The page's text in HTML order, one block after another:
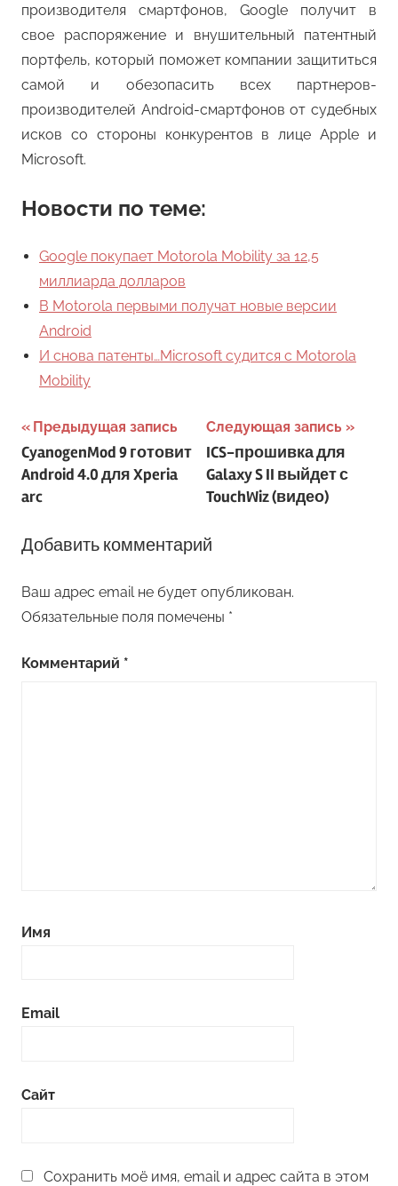
производителя смартфонов, Google получит в
свое распоряжение и внушительный патентный
портфель, который поможет компании защититься
самой и обезопасить всех партнеров-
производителей Android-смартфонов от судебных
исков со стороны конкурентов в лице Apple и
Microsoft.
Новости по теме:
Google покупает Motorola Mobility за 12,5
миллиарда долларов
В Motorola первыми получат новые версии
Android
И снова патенты…Microsoft судится с Motorola
Mobility
Навигация
по
записям
Предыдущая запись
CyanogenMod 9 готовит
Android 4.0 для Xperia
arc
Следующая запись
ICS-прошивка для
Galaxy S II выйдет с
TouchWiz (видео)
Добавить комментарий
Ваш адрес email не будет опубликован.
Обязательные поля помечены *
Комментарий *
Имя
Email
Сайт
Сохранить моё имя, email и адрес сайта в этом